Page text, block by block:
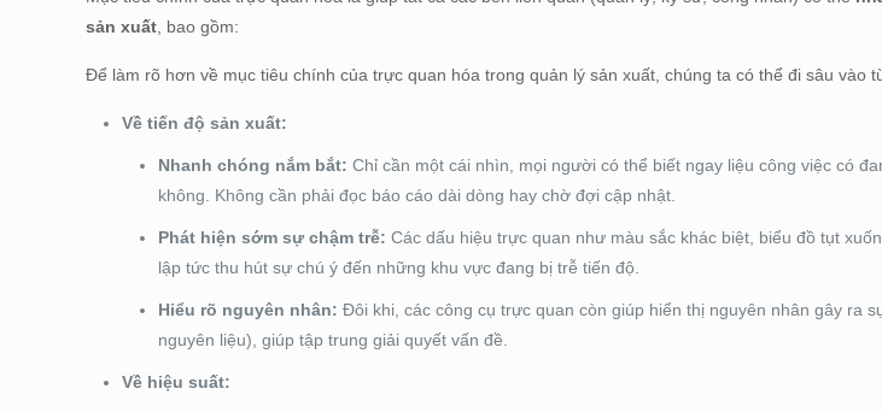
sản xuất , bao gồm:
Để làm rõ hơn về mục tiêu chính của trực quan hóa trong quản lý sản xuất, chúng ta có thể đi sâu vào
Về tiến độ sản xuất:
Nhanh chóng nắm bắt: Chỉ cần một cái nhìn, mọi người có thể biết ngay liệu công việc có
không. Không cần phải đọc báo cáo dài dòng hay chờ đợi cập nhật.
Phát hiện sớm sự chậm trễ: Các dấu hiệu trực quan như màu sắc khác biệt, biểu đồ tụt
lập tức thu hút sự chú ý đến những khu vực đang bị trễ tiến độ.
Hiểu rõ nguyên nhân: Đôi khi, các công cụ trực quan còn giúp hiển thị nguyên nhân gây ra
nguyên liệu), giúp tập trung giải quyết vấn đề.
Về hiệu suất: